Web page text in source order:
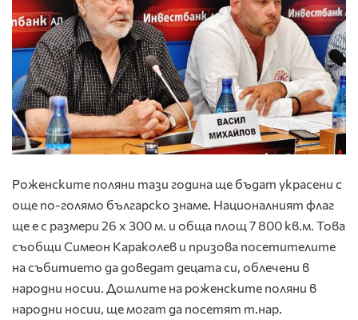
Роженските поляни тази година ще бъдат украсени с
още по-голямо българско знаме. Националният флаг
ще е с размери 26 х 300 м. и обща площ 7 800 кв.м. Това
съобщи Симеон Караколев и призова посетителите
на събитието да доведат децата си, облечени в
народни носии. Дошлите на роженските поляни в
народни носии, ще могат да посетят т.нар.